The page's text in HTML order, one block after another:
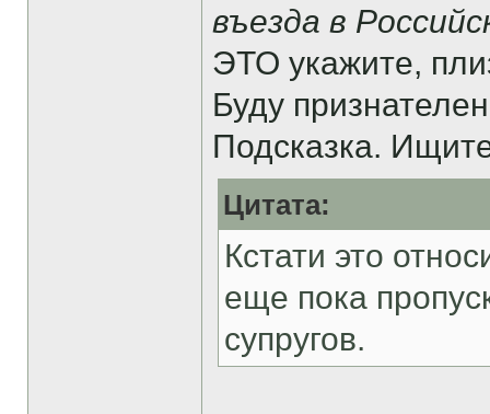
въезда в
ЭТО укажите,
Буду
Подсказка.
Цитата:
Кстати это
еще пока
супругов.